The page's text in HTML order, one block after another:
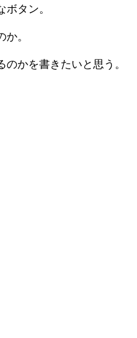
タン。
。
かを書きたいと思う。